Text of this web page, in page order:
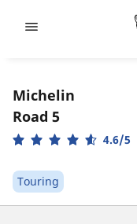
Michelin
Road 5
4.6/5
Touring